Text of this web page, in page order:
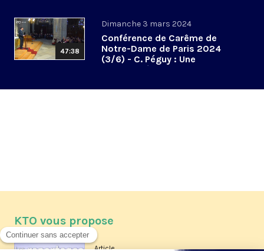
47:38
Dimanche 3 mars 2024
Conférence de Carême de
Notre-Dame de Paris 2024
(3/6) - C. Péguy : Une
spiritualité de la communion
KTO vous propose
Article